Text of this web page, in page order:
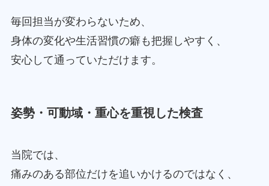
毎回担当が変わらないため、
身体の変化や生活習慣の癖も把握しやすく、
安心して通っていただけます。
姿勢・可動域・重心を重視した検査
当院では、
痛みのある部位だけを追いかけるのではなく、